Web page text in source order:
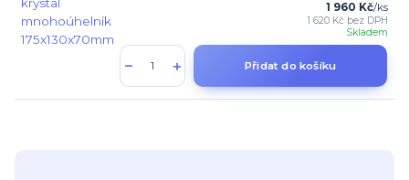
1 960 Kč/ks
1 620 Kč bez DPH
Skladem
Přidat do košíku